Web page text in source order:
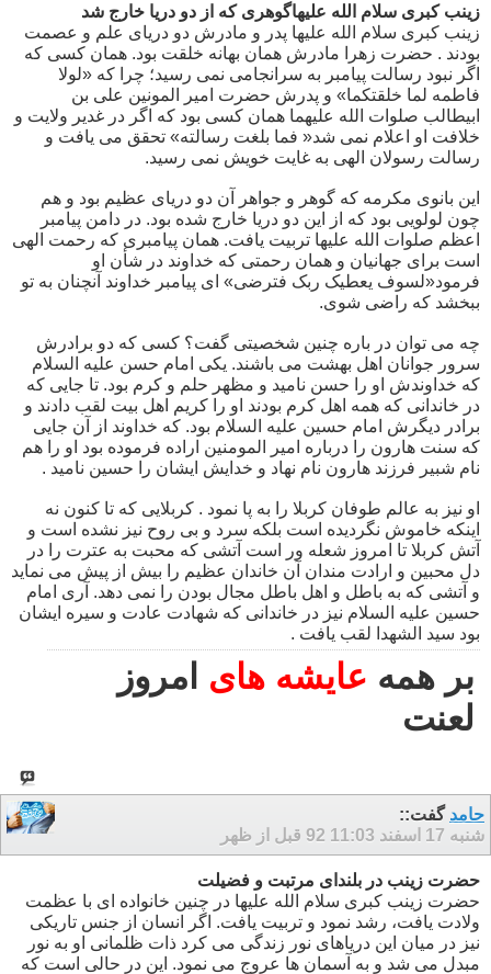
زینب کبری سلام الله علیهاگوهری که از دو دریا خارج شد
زینب کبری سلام الله علیها پدر و مادرش دو دریای علم و عصمت
بودند . حضرت زهرا مادرش همان بهانه خلقت بود. همان کسی که
اگر نبود رسالت پیامبر به سرانجامی نمی رسید؛ چرا که «لولا
فاطمه لما خلقتکما» و پدرش حضرت امیر المونین علی بن
ابیطالب صلوات الله علیهما همان کسی بود که اگر در غدیر ولایت و
خلافت او اعلام نمی شد« فما بلغت رسالته» تحقق می یافت و
رسالت رسولان الهی به غایت خویش نمی رسید.
این بانوی مکرمه که گوهر و جواهر آن دو دریای عظیم بود و هم
چون لولویی بود که از این دو دریا خارج شده بود. در دامن پیامبر
اعظم صلوات الله علیها تربیت یافت. همان پیامبری که رحمت الهی
است برای جهانیان و همان رحمتی که خداوند در شأن او
فرمود«لسوف یعطیک ربک فترضی» ای پیامبر خداوند آنچنان به تو
ببخشد که راضی شوی.
چه می توان در باره چنین شخصیتی گفت؟ کسی که دو برادرش
سرور جوانان اهل بهشت می باشند. یکی امام حسن علیه السلام
که خداوندش او را حسن نامید و مظهر حلم و کرم بود. تا جایی که
در خاندانی که همه اهل کرم بودند او را کریم اهل بیت لقب دادند و
برادر دیگرش امام حسین علیه السلام بود. که خداوند از آن جایی
که سنت هارون را درباره امیر المومنین اراده فرموده بود او را هم
نام شبیر فرزند هارون نام نهاد و خدایش ایشان را حسین نامید .
او نیز به عالم طوفان کربلا را به پا نمود . کربلایی که تا کنون نه
اینکه خاموش نگردیده است بلکه سرد و بی روح نیز نشده است و
آتش کربلا تا امروز شعله ور است آتشی که محبت به عترت را در
دل محبین و ارادت مندان آن خاندان عظیم را بیش از پیش می نماید
و آتشی که به باطل و اهل باطل مجال بودن را نمی دهد. آری امام
حسین علیه السلام نیز در خاندانی که شهادت عادت و سیره ایشان
بود سید الشهدا لقب یافت .
بر همه عایشه های امروز
لعنت
حامد گفت::
شنبه 17 اسفند 92
11:03 قبل از ظهر
حضرت زینب در بلندای مرتبت و فضیلت
حضرت زینب کبری سلام الله علیها در چنین خانواده ای با عظمت
ولادت یافت، رشد نمود و تربیت یافت. اگر انسان از جنس تاریکی
نیز در میان این دریاهای نور زندگی می کرد ذات ظلمانی او به نور
مبدل می شد و به آسمان ها عروج می نمود. این در حالی است که